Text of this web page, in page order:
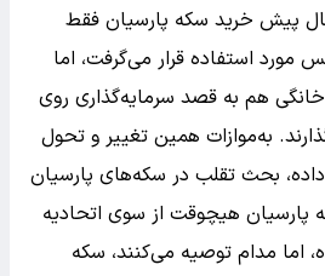
پیش خرید سکه پارسیان فقط
مورد استفاده قرار می‌گرفت، اما
خانگی هم به قصد سرمایه‌گذاری روی
به‌موازات همین تغییر و تحول
داده، بحث تقلب در سکه‌های پارسیان
پارسیان هیچوقت از سوی اتحادیه
اما مدام توصیه می‌کنند، سکه